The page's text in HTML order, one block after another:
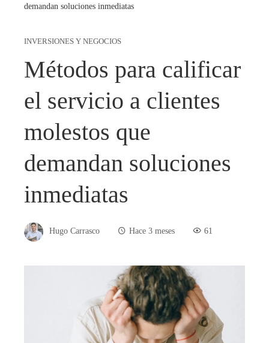
demandan soluciones inmediatas
INVERSIONES Y NEGOCIOS
Métodos para calificar
el servicio a clientes
molestos que
demandan soluciones
inmediatas
Hugo Carrasco Hace 3 meses 61